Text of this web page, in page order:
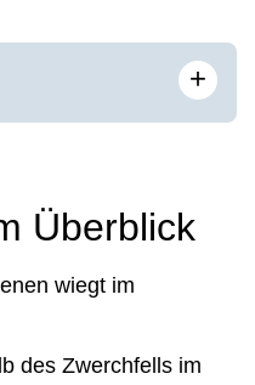
+
Überblick
wiegt im
des Zwerchfells im